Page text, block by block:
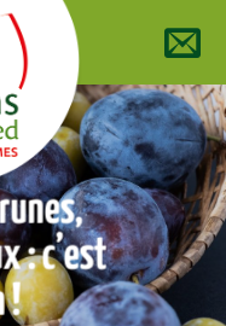
: c’est
!